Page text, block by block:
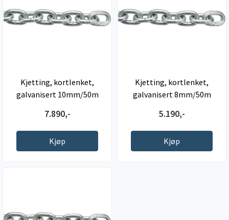
Kjetting, kortlenket,
galvanisert 10mm/50m
7.890,-
Kjøp
Kjetting, kortlenket,
galvanisert 8mm/50m
5.190,-
Kjøp